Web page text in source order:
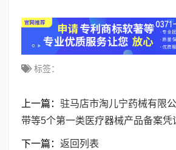
标签：
上一篇： 驻马店市淘儿宁药械有限
带等5个第一类医疗器械产品备案凭
下一篇： 返回列表